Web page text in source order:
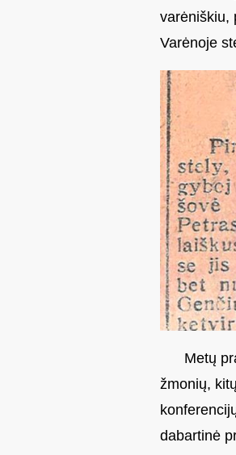
varėniškiu,
Varėnoje
Metų
žmonių,
dabartinė